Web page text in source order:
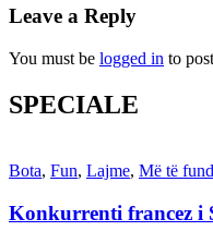
Leave a Reply
You must be logged in to
SPECIALE
Bota, Fun, Lajme, Më të
Konkurrenti francez i